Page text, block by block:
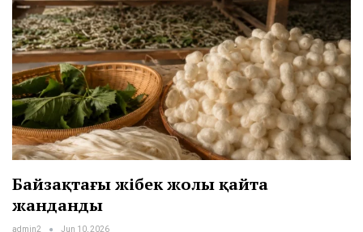
Байзақтағы жібек жолы қайта
жанданды
admin2 Jun 10, 2026